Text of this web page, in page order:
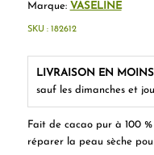
Fait de cacao pur à 100
réparer la peau sèche
Marque: VASELINE
LIVRAISON EN
sauf les dimanches et
SKU : 182612